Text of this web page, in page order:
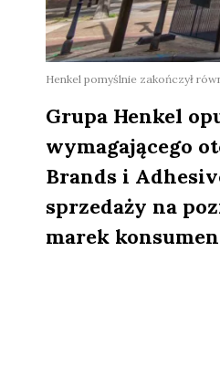
Henkel pomyślnie zakończył
Grupa Henkel
wymagającego
Brands i
sprzedaży na
marek